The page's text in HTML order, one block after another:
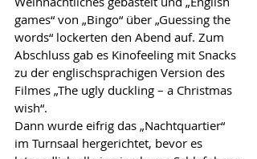
games“ von „Bingo“ über „Guessing the
words“ lockerten den Abend auf. Zum
Abschluss gab es Kinofeeling mit Snacks
zu der englischsprachigen Version des
Filmes „The ugly duckling – a Christmas
wish“.
Dann wurde eifrig das „Nachtquartier“
im Turnsaal hergerichtet, bevor es